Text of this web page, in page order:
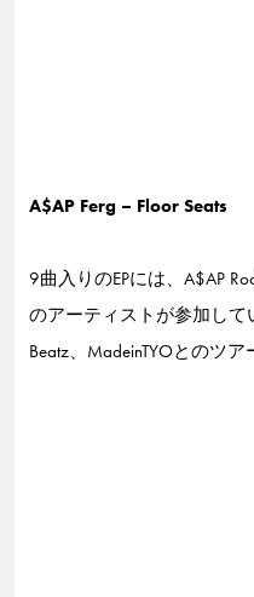
A$AP Ferg – Floor Seats
9曲入りのEPには、A$AP
のアーティストが参加して
Beatz、MadeinTYOとのツア